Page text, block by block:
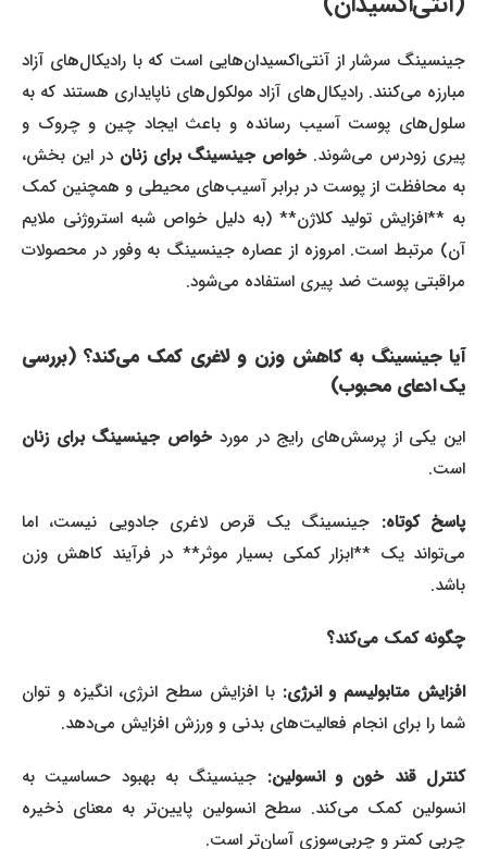
جینسینگ سرشار از آنتی‌اکسیدان‌هایی است که با رادیکال‌های آزاد
مبارزه می‌کنند. رادیکال‌های آزاد مولکول‌های ناپایداری هستند که به
سلول‌های پوست آسیب رسانده و باعث ایجاد چین و چروک و
پیری زودرس می‌شوند.خواص جینسینگ برای زناندر این بخش،
به محافظت از پوست در برابر آسیب‌های محیطی و همچنین کمک
به **افزایش تولید کلاژن** (به دلیل خواص شبه استروژنی ملایم
آن) مرتبط است. امروزه از عصاره جینسینگ به وفور در محصولات
مراقبتی پوست ضد پیری استفاده می‌شود.
آیا جینسینگ به کاهش وزن و لاغری کمک می‌کند؟ (بررسی
یک ادعای محبوب)
این یکی از پرسش‌های رایج در موردخواص جینسینگ برای زنان
است.
پاسخ کوتاه:جینسینگ یک قرص لاغری جادویی نیست، اما
می‌تواند یک **ابزار کمکی بسیار موثر** در فرآیند کاهش وزن
باشد.
چگونه کمک می‌کند؟
افزایش متابولیسم و انرژی:با افزایش سطح انرژی، انگیزه و توان
شما را برای انجام فعالیت‌های بدنی و ورزش افزایش می‌دهد.
کنترل قند خون و انسولین:جینسینگ به بهبود حساسیت به
انسولین کمک می‌کند. سطح انسولین پایین‌تر به معنای ذخیره
چربی کمتر و چربی‌سوزی آسان‌تر است.